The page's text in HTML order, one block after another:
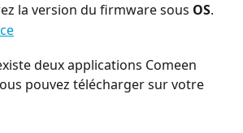
la version du firmware sous OS.
deux applications Comeen
pouvez télécharger sur votre